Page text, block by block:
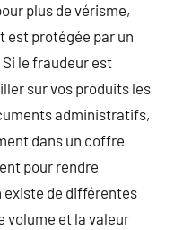
plus de vérisme,
est protégée par un
le fraudeur est
sur vos produits les
administratifs,
dans un coffre
pour rendre
existe de différentes
volume et la valeur